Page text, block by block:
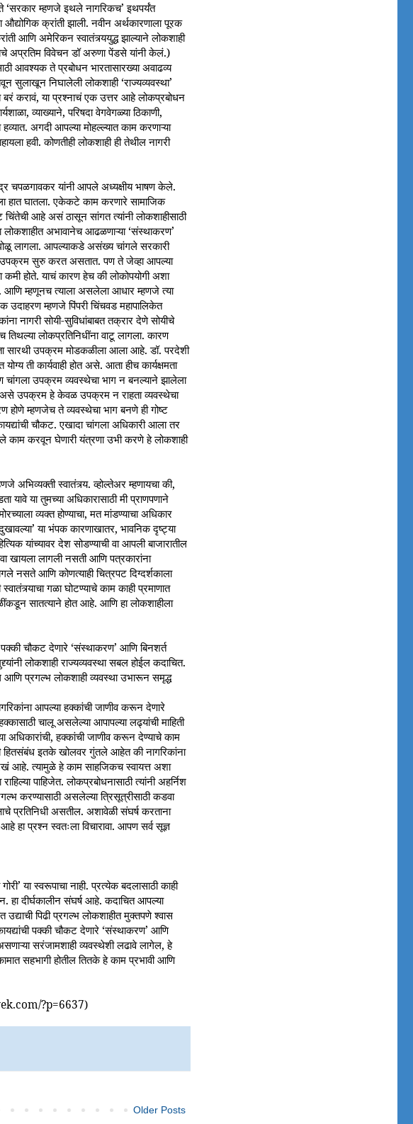
‘सरकार म्हणजे इथले नागरिकच’ इथपर्यंत
क्रांती झाली. नवीन अर्थकारणाला पूरक
आणि अमेरिकन स्वातंत्र्ययुद्ध झाल्याने लोकशाही
अप्रतिम विवेचन डॉ अरुणा पेंडसे यांनी केलं.)
आवश्यक ते प्रबोधन भारतासारख्या अवाढव्य
सुलाखून निघालेली लोकशाही ‘राज्यव्यवस्था’
बरं करावं, या प्रश्नाचं एक उत्तर आहे लोकप्रबोधन
व्याख्याने, परिषदा वेगवेगळ्या ठिकाणी,
अगदी आपल्या मोहल्ल्यात काम करणाऱ्या
हवी. कोणतीही लोकशाही ही तेथील नागरी
चपळगावकर यांनी आपले अध्यक्षीय भाषण केले.
हात घातला. एकेकटे काम करणारे सामाजिक
चिंतेची आहे असं ठासून सांगत त्यांनी लोकशाहीसाठी
लोकशाहीत अभावानेच आढळणाऱ्या ‘संस्थाकरण’
लागला. आपल्याकडे असंख्य चांगले सरकारी
सुरु करत असतात. पण ते जेव्हा आपल्या
होते. याचं कारण हेच की लोकोपयोगी अशा
म्हणूनच त्याला असलेला आधार म्हणजे त्या
उदाहरण म्हणजे पिंपरी चिंचवड महापालिकेत
नागरी सोयी-सुविधांबाबत तक्रार देणे सोयीचे
तिथल्या लोकप्रतिनिधींना वाटू लागला. कारण
सारथी उपक्रम मोडकळीला आला आहे. डॉ. परदेशी
ती कार्यवाही होत असे. आता हीच कार्यक्षमता
उपक्रम व्यवस्थेचा भाग न बनल्याने झालेला
असे उपक्रम हे केवळ उपक्रम न राहता व्यवस्थेचा
होणे म्हणजेच ते व्यवस्थेचा भाग बनणे ही गोष्ट
चौकट. एखादा चांगला अधिकारी आला तर
काम करवून घेणारी यंत्रणा उभी करणे हे लोकशाही
अभिव्यक्ती स्वातंत्र्य. व्होल्तेअर म्हणायचा की,
यावे या तुमच्या अधिकारासाठी मी प्राणपणाने
व्यक्त होण्याचा, मत मांडण्याचा अधिकार
या भंपक कारणाखातर, भावनिक दृष्ट्या
यांच्यावर देश सोडण्याची वा आपली बाजारातील
खायला लागली नसती आणि पत्रकारांना
नसते आणि कोणत्याही चित्रपट दिग्दर्शकाला
गळा घोटण्याचे काम काही प्रमाणात
सातत्याने होत आहे. आणि हा लोकशाहीला
चौकट देणारे ‘संस्थाकरण’ आणि बिनशर्त
लोकशाही राज्यव्यवस्था सबल होईल कदाचित.
प्रगल्भ लोकशाही व्यवस्था उभारून समृद्ध
आपल्या हक्कांची जाणीव करून देणारे
चालू असलेल्या आपापल्या लढ्यांची माहिती
अधिकारांची, हक्कांची जाणीव करून देण्याचे काम
हितसंबंध इतके खोलवर गुंतले आहेत की नागरिकांना
आहे. त्यामुळे हे काम साहजिकच स्वायत्त अशा
पाहिजेत. लोकप्रबोधनासाठी त्यांनी अहर्निश
करण्यासाठी असलेल्या त्रिसूत्रीसाठी कडवा
प्रतिनिधी असतील. अशावेळी संघर्ष करताना
हा प्रश्न स्वतःला विचारावा. आपण सर्व सूज्ञ
या स्वरूपाचा नाही. प्रत्येक बदलासाठी काही
हा दीर्घकालीन संघर्ष आहे. कदाचित आपल्या
पिढी प्रगल्भ लोकशाहीत मुक्तपणे श्वास
पक्की चौकट देणारे ‘संस्थाकरण’ आणि
सरंजामशाही व्यवस्थेशी लढावे लागेल, हे
सहभागी होतील तितके हे काम प्रभावी आणि
?p=6637)
Older Posts